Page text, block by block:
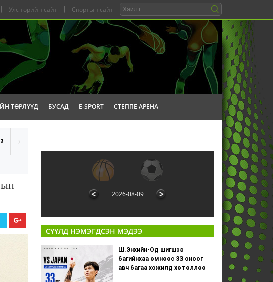
Улс төрийн сайт Спортын сайт
ТӨРЛҮҮД БУСАД E-SPORT СТЕППЕ АРЕНА
2026-08-09
СҮҮЛД НЭМЭГДСЭН МЭДЭЭ
Ш.Энхийн-Од шигшээ
багийнхаа өмнөөс 33 оноог
авч багаа хожилд хөтөллөө